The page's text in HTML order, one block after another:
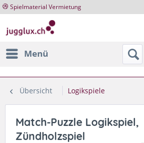
Spielmaterial Vermietung
Menü
Übersicht Logikspiele
Match-Puzzle Logikspiel,
Zündholzspiel